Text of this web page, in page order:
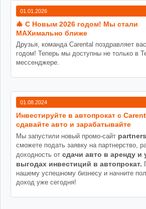
01.01.2026
🎄 С Новым 2026 годом! Мы стали
MAXимально ближе
Друзья, команда Carental поздравляет
годом! Теперь мы доступны не только в
мессенджере.
01.08.2024
Инвестируйте в автопрокат с
сдавайте авто и зарабатывайте
Мы запустили новый промо-сайт
сможете подать заявку на партнерство,
доходность от сдачи авто в аренду и
выгодах инвестиций в автопрокат.
нашему успешному бизнесу и начните
доход уже сегодня!